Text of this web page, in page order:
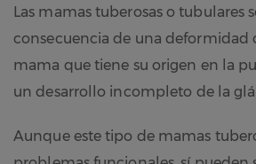
Las mamas tuberosas o tubulares
consecuencia de una deformidad
mama que tiene su origen en la
un desarrollo incompleto de la
Aunque este tipo de mamas